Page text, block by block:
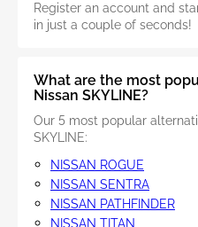
Register an account and
in just a couple of seconds!
What are the most
Nissan SKYLINE?
Our 5 most popular
SKYLINE:
NISSAN ROGUE
NISSAN SENTRA
NISSAN PATHFINDER
NISSAN TITAN